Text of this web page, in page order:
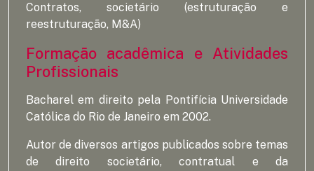
Contratos, societário (estruturação e
reestruturação, M&A)
Formação acadêmica e Atividades
Profissionais
Bacharel em direito pela Pontifícia Universidade
Católica do Rio de Janeiro em 2002.
Autor de diversos artigos publicados sobre temas
de direito societário, contratual e da